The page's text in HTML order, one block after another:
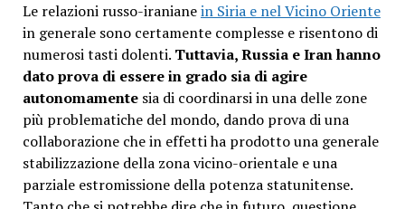
Le relazioni russo-iranianein Siria e nel Vicino Oriente
in generale sono certamente complesse e risentono di
numerosi tasti dolenti. Tuttavia, Russia e Iran hanno
dato prova di essere in grado sia di agire
autonomamentesia di coordinarsi in una delle zone
più problematiche del mondo, dando prova di una
collaborazione che in effetti ha prodotto una generale
stabilizzazione della zona vicino-orientale e una
parziale estromissione della potenza statunitense.